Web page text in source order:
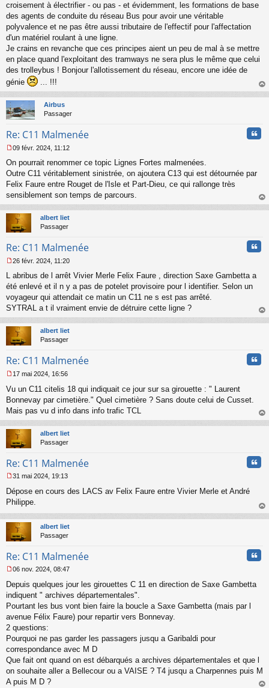
g
e
n
o
n
u
croisement à électrifier - ou pas - et évidemment, les formations de base
des agents de conduite du réseau Bus pour avoir une véritable
polyvalence et ne pas être aussi tributaire de l'effectif pour l'affectation
d'un matériel roulant à une ligne.
Je crains en revanche que ces principes aient un peu de mal à se mettre
en place quand l'exploitant des tramways ne sera plus le même que celui
des trolleybus ! Bonjour l'allotissement du réseau, encore une idée de
génie
... !!!
au
Airbus
Passager
Re: C11 Malmenée
e
s
s
g
n
o
l
u
09 févr. 2024, 11:12
On pourrait renommer ce topic Lignes Fortes malmenées.
Outre C11 véritablement sinistrée, on ajoutera C13 qui est détournée par
Felix Faure entre Rouget de l'Isle et Part-Dieu, ce qui rallonge très
sensiblement son temps de parcours.
au
albert liet
Passager
Re: C11 Malmenée
e
s
s
a
g
n
o
l
u
26 févr. 2024, 11:20
L abribus de l arrêt Vivier Merle Felix Faure , direction Saxe Gambetta a
été enlevé et il n y a pas de potelet provisoire pour l identifier. Selon un
voyageur qui attendait ce matin un C11 ne s est pas arrêté.
SYTRAL a t il vraiment envie de détruire cette ligne ?
au
albert liet
Passager
Re: C11 Malmenée
e
s
g
e
n
n
u
17 mai 2024, 16:56
Vu un C11 citelis 18 qui indiquait ce jour sur sa girouette : " Laurent
Bonnevay par cimetière." Quel cimetière ? Sans doute celui de Cusset.
Mais pas vu d info dans info trafic TCL
au
albert liet
Passager
Re: C11 Malmenée
e
s
a
g
e
o
l
u
31 mai 2024, 19:13
Dépose en cours des LACS av Felix Faure entre Vivier Merle et André
Philippe.
au
albert liet
Passager
Re: C11 Malmenée
e
s
s
g
e
n
o
n
u
06 nov. 2024, 08:47
Depuis quelques jour les girouettes C 11 en direction de Saxe Gambetta
indiquent " archives départementales".
Pourtant les bus vont bien faire la boucle a Saxe Gambetta (mais par l
avenue Félix Faure) pour repartir vers Bonnevay.
2 questions:
Pourquoi ne pas garder les passagers jusqu a Garibaldi pour
correspondance avec M D
Que fait ont quand on est débarqués a archives départementales et que l
on souhaite aller a Bellecour ou a VAISE ? T4 jusqu a Charpennes puis M
A puis M D ?